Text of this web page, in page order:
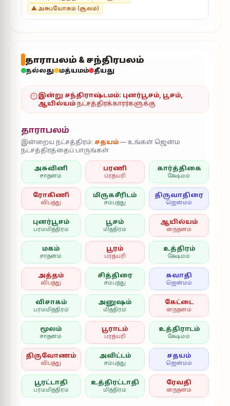
⚠ அசுபயோகம் (சூலம்)
தாராபலம் & சந்திரபலம்
நல்லது மத்யமம் தீயது
இன்று சந்திராஷ்டமம்: புனர்பூசம், பூசம்,
ஆயில்யம் நட்சத்திரக்காரர்களுக்கு
தாராபலம்
இன்றைய நட்சத்திரம்: சதயம் — உங்கள் ஜென்ம
நட்சத்திரத்தைப் பாருங்கள்
அசுவினி
சாதனம்
பரணி
ப்ரத்யரி
கார்த்திகை
க்ஷேமம்
ரோகிணி
விபத்து
மிருகசீரிடம்
சம்பத்து
திருவாதிரை
ஜென்மம்
புனர்பூசம்
பரமமித்திரம்
பூசம்
மித்திரம்
ஆயில்யம்
நைதனம்
மகம்
சாதனம்
பூரம்
ப்ரத்யரி
உத்திரம்
க்ஷேமம்
அத்தம்
விபத்து
சித்திரை
சம்பத்து
சுவாதி
ஜென்மம்
விசாகம்
பரமமித்திரம்
அனுஷம்
மித்திரம்
கேட்டை
நைதனம்
மூலம்
சாதனம்
பூராடம்
ப்ரத்யரி
உத்திராடம்
க்ஷேமம்
திருவோணம்
விபத்து
அவிட்டம்
சம்பத்து
சதயம்
ஜென்மம்
பூரட்டாதி
பரமமித்திரம்
உத்திரட்டாதி
மித்திரம்
ரேவதி
நைதனம்